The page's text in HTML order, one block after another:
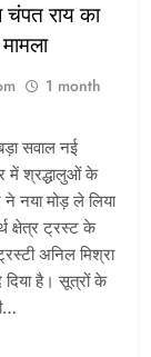
चंपत राय का
1 month
सवाल नई
में श्रद्धालुओं के
नया मोड़ ले लिया
क्षेत्र ट्रस्ट के
अनिल मिश्रा
है। सूत्रों के